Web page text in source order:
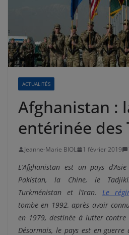
ACTUALITÉS
Afghanistan :
entérinée des
Jeanne-Marie BIOL 1 février 2019
L’Afghanistan est un pays
Pakistan, la Chine, le
Turkménistan et l’Iran. Le
tombe en 1992, après avoir
en 1979, destinée à lutter contre
Désormais, le pays est en